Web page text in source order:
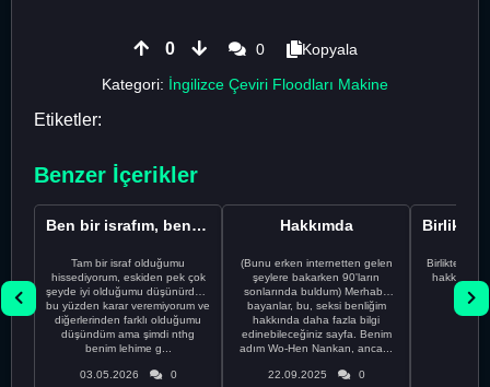
0 0
Kopyala
Kategori: İngilizce Çeviri Floodları Makine
Etiketler:
Benzer İçerikler
Ben bir israfım, benim hakkımda ne var?
Tam bir israf olduğumu
hissediyorum, eskiden pek çok
şeyde iyi olduğumu düşünürdüm
bu yüzden karar veremiyorum ve
diğerlerinden farklı olduğumu
düşündüm ama şimdi nthg
benim lehime g...
03.05.2026 0
Hakkımda
(Bunu erken internetten gelen
şeylere bakarken 90'ların
sonlarında buldum) Merhaba
bayanlar, bu, seksi benliğim
hakkında daha fazla bilgi
edinebileceğiniz sayfa. Benim
adım Wo-Hen Nankan, anca...
22.09.2025 0
Birlikte
hakkımda